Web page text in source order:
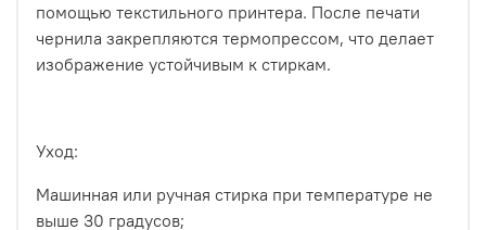
помощью текстильного принтера. После печати
чернила закрепляются термопрессом, что делает
изображение устойчивым к стиркам.
Уход:
Машинная или ручная стирка при температуре не
выше 30 градусов;